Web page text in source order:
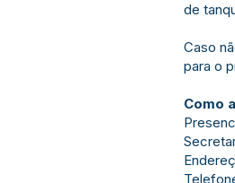
de
Caso
para o
Como